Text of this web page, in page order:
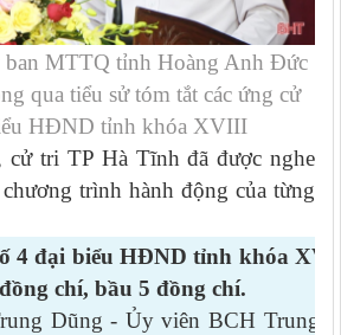
MTTQ tỉnh Hoàng Anh Đức
qua tiểu sử tóm tắt các ứng cử
HĐND tỉnh khóa XVIII
tri TP Hà Tĩnh đã được nghe
trình hành động của từng
4 đại biểu HĐND tỉnh khóa
chí, bầu 5 đồng chí.
Dũng - Ủy viên BCH Trung